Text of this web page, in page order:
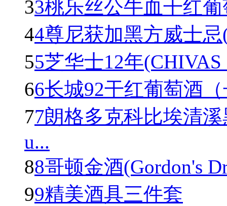
33桃乐丝公牛血干红葡
44尊尼获加黑方威士忌
55芝华士12年
66长城92干红葡萄酒
77朗格多克科比埃清
u...
88哥顿金酒(Gordon's
99精美酒具三件套